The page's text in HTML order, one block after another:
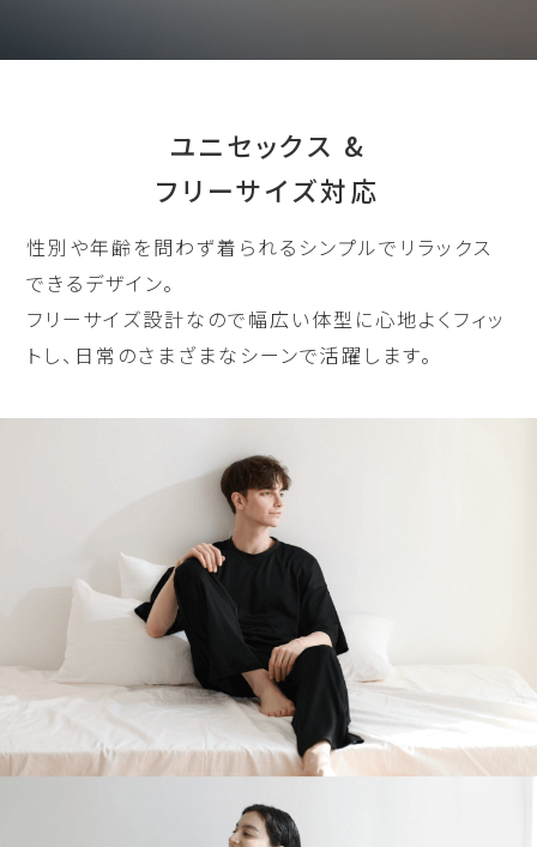
ユニセックス &
フリーサイズ対応
性別や年齢を問わず着られるシンプルでリラックス
できるデザイン。
フリーサイズ設計なので幅広い体型に心地よくフィッ
トし、日常のさまざまなシーンで活躍します。